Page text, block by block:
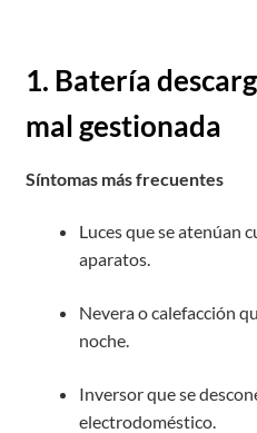
1. Batería
mal gestionada
Síntomas más frecuentes
Luces que se atenúan
aparatos.
Nevera o calefacción
noche.
Inversor que se
electrodoméstico.